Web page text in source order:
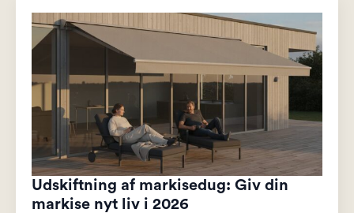
Udskiftning af markisedug: Giv din
markise nyt liv i 2026